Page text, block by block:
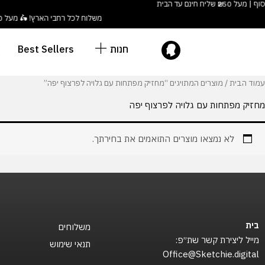
לתוכן
דילוג
משלוח לכל רחבי הארץ! 🛵 מעל ₪180 חינם לנקודות איסוף | מעל ₪250 שליח חינם עד הבית
חנות Best Sellers
עמוד הבית/ מוצרים המתויגים “מחזיק מפתחות עם גלויה לפרצוף יפה”
מחזיק מפתחות עם גלויה לפרצוף יפה
לא נמצאו מוצרים התואמים את בחירתך.
בית
מייל ליצירת קשר שת״פ:
Office@Sketchie.digital
משלוחים
תנאי שימוש